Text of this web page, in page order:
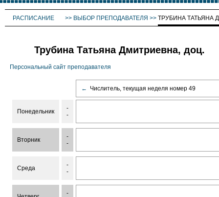
РАСПИСАНИЕ >> ВЫБОР ПРЕПОДАВАТЕЛЯ >> ТРУБИНА ТАТЬЯНА
Трубина Татьяна Дмитриевна, доц.
Персональный сайт преподавателя
← Числитель, текущая неделя номер 49
Понедельник
-
-
Вторник
-
-
Среда
-
-
-